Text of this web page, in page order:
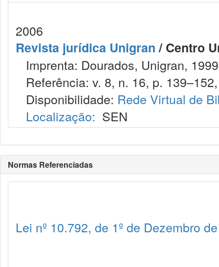
2006
Revista jurídica Unigran/ Centro
Imprenta: Dourados, Unigran,
Referência: v. 8, n. 16, p.
Disponibilidade: Rede Virtual de
Localização: SEN
Normas Referenciadas
Lei nº 10.792, de 1º de Dezembro